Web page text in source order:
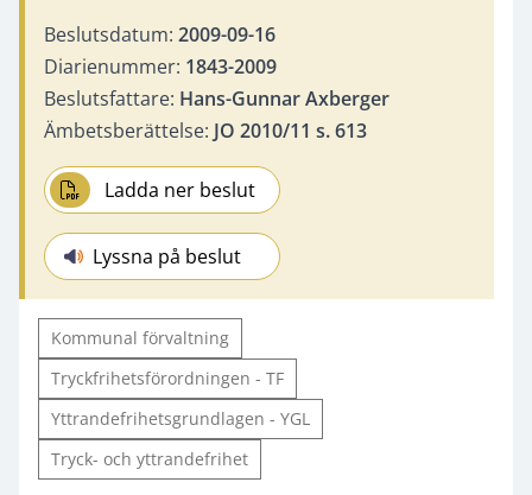
Beslutsdatum: 2009-09-16
Diarienummer: 1843-2009
Beslutsfattare: Hans-Gunnar Axberger
Ämbetsberättelse: JO 2010/11 s. 613
Ladda ner beslut
Lyssna på beslut
Kommunal förvaltning
Tryckfrihetsförordningen - TF
Yttrandefrihetsgrundlagen - YGL
Tryck- och yttrandefrihet